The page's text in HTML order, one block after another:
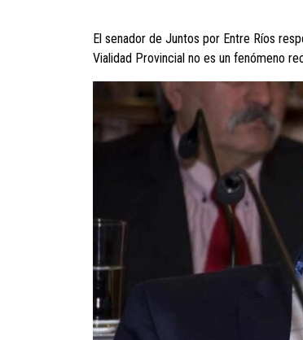
El senador de Juntos por Entre Ríos
Vialidad Provincial no es un fenómeno